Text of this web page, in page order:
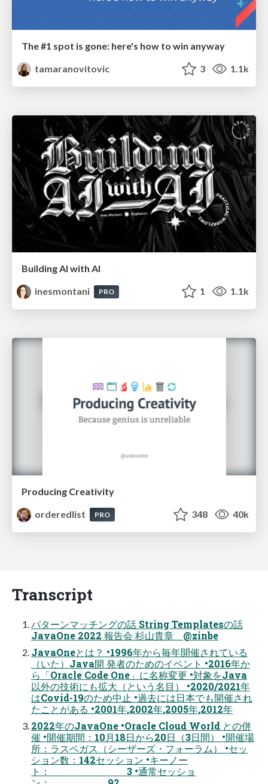
The #1 spot is gone: here's how to win anyway
tamaranovitovic
3 1.1k
Building AI with AI
inesmontani
PRO 1 1.1k
Producing Creativity
orderedlist
PRO 348 40k
Transcript
パターンマッチングの話 String Templatesの話
JavaOne 2022 報告会 杉山貴章 @zinbe
JavaOneとは？ •1996年から毎年開催されている
（いた）Java開 発者のためのイベント •2016年か
ら「Oracle Code One」に名称変更 •対象をJava
以外の技術にも拡大（という名目） •2020/2021年
はCovid-19のため中止 •過去には日本でも開催され
たことがある •2001年,2002年,2005年,2012年
2022年のJavaOne •Oracle Cloud World との併
催 •開催期間：10月18日から20日（3日間） •開催場
所：ラスベガス（シーザーズ・フォーラム） •セッ
ション数：142セッション •キーノー
ト： 3 •通常セッショ